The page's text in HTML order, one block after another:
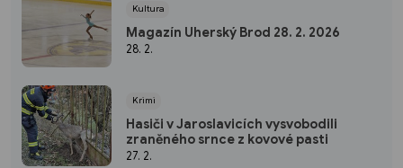
Kultura
Magazín Uherský Brod 28. 2. 2026
28. 2.
Krimi
Hasiči v Jaroslavicích vysvobodili
zraněného srnce z kovové pasti
27. 2.